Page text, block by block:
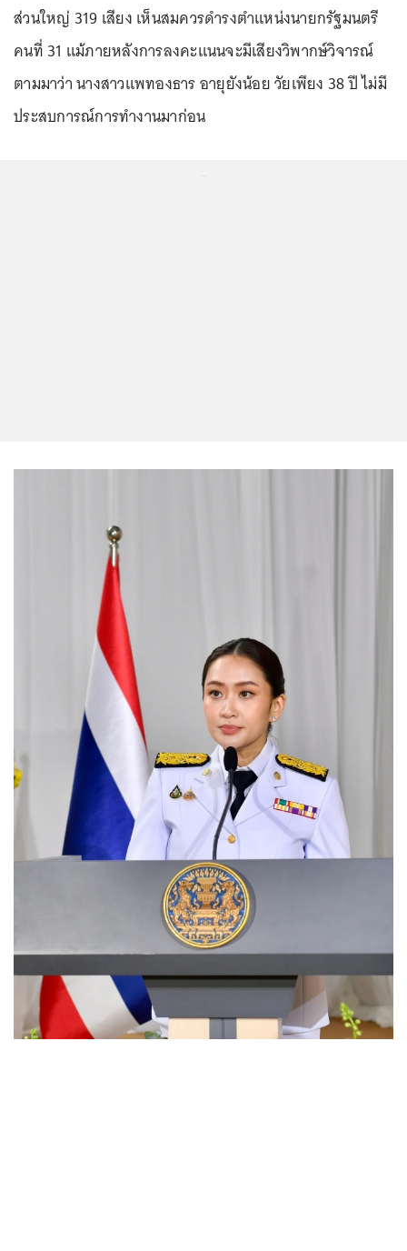
ส่วนใหญ่ 319 เสียง เห็นสมควรดำรงตำแหน่งนายกรัฐมนตรี
คนที่ 31 แม้ภายหลังการลงคะแนนจะมีเสียงวิพากษ์วิจารณ์
ตามมาว่า นางสาวแพทองธาร อายุยังน้อย วัยเพียง 38 ปี ไม่มี
ประสบการณ์การทำงานมาก่อน